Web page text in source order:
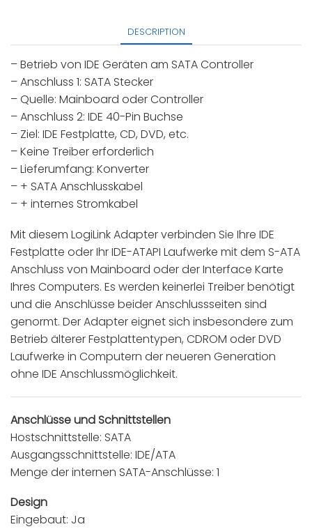
DESCRIPTION
– Betrieb von IDE Geräten am SATA Controller
– Anschluss 1: SATA Stecker
– Quelle: Mainboard oder Controller
– Anschluss 2: IDE 40-Pin Buchse
– Ziel: IDE Festplatte, CD, DVD, etc.
– Keine Treiber erforderlich
– Lieferumfang: Konverter
– + SATA Anschlusskabel
– + internes Stromkabel
Mit diesem LogiLink Adapter verbinden Sie Ihre IDE
Festplatte oder Ihr IDE-ATAPI Laufwerke mit dem S-ATA
Anschluss von Mainboard oder der Interface Karte
Ihres Computers. Es werden keinerlei Treiber benötigt
und die Anschlüsse beider Anschlussseiten sind
genormt. Der Adapter eignet sich insbesondere zum
Betrieb älterer Festplattentypen, CDROM oder DVD
Laufwerke in Computern der neueren Generation
ohne IDE Anschlussmöglichkeit.
Anschlüsse und Schnittstellen
Hostschnittstelle: SATA
Ausgangsschnittstelle: IDE/ATA
Menge der internen SATA-Anschlüsse: 1
Design
Eingebaut: Ja